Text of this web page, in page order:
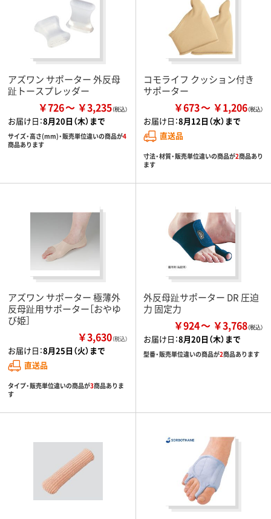
アズワン サポーター 外反母
趾トースプレッダー
￥726 ￥3,235
お届け日：8月20日（木）まで
サイズ・高さ(mm)・販売単位違いの商品が4
商品あります
コモライフ クッション付き
サポーター
￥673 ￥1,206
お届け日：8月12日（水）まで
直送品
寸法・材質・販売単位違いの商品が2商品あり
ます
アズワン サポーター 極薄外
反母趾用サポーター［おやゆ
び姫］
￥3,630（税込）
お届け日：8月25日（火）まで
直送品
タイプ・販売単位違いの商品が3商品ありま
す
外反母趾サポーター DR 圧迫
力 固定力
￥924 ￥3,768
お届け日：8月20日（木）まで
型番・販売単位違いの商品が2商品あります